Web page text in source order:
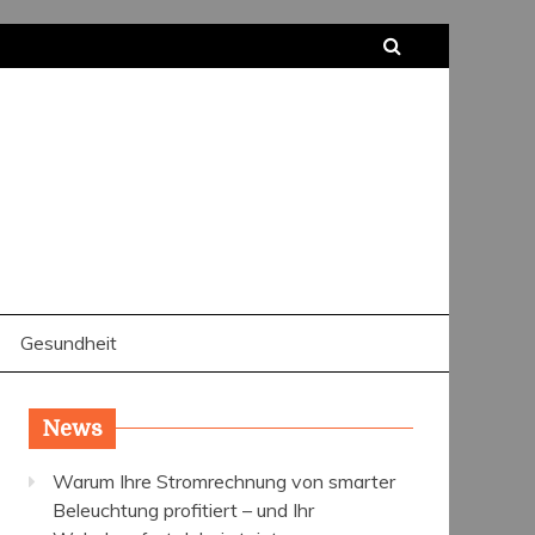
Gesundheit
News
Warum Ihre Stromrechnung von smarter
Beleuchtung profitiert – und Ihr